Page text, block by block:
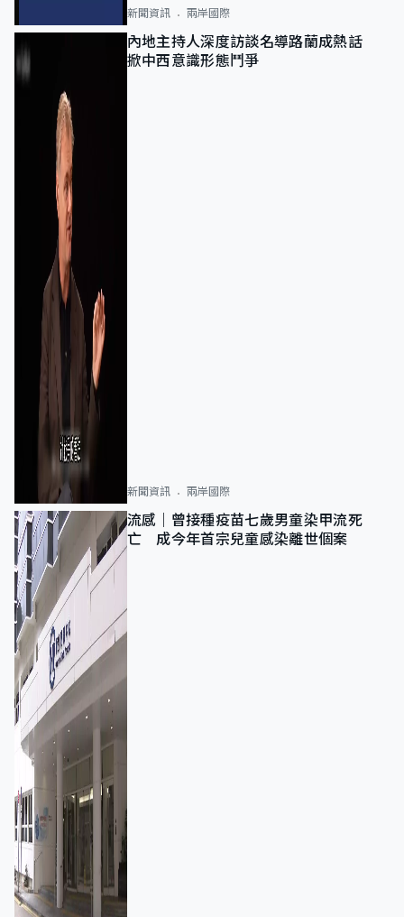
新聞資訊 兩岸國際
內地主持人深度訪談名導路蘭成熱話
掀中西意識形態鬥爭
新聞資訊 兩岸國際
流感｜曾接種疫苗七歲男童染甲流死
亡 成今年首宗兒童感染離世個案